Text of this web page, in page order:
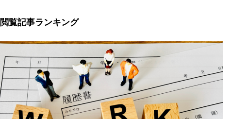
閲覧記事ランキング